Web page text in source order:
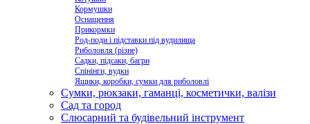
Кормушки
Оснащення
Прикормки
Род-поди і підставки під вудилища
Риболовля (різне)
Садки, підсаки, багри
Спінінги, вудки
Ящики, коробки, сумки для риболовлі
Сумки, рюкзаки, гаманці, косметички, валізи
Сад та город
Слюсарний та будівельний інструмент